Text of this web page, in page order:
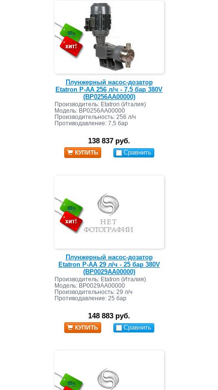
Плунжерный насос-дозатор
Etatron P-AA 256 л/ч - 7,5 бар 380V
(BP0256AA00000)
Производитель: Etatron (Италия)
Модель: BP0256AA00000
Производительность: 256 л/ч
Противодавление: 7,5 бар
138 837 руб.
КУПИТЬ Сравнить
Плунжерный насос-дозатор
Etatron P-AA 29 л/ч - 25 бар 380V
(BP0029AA00000)
Производитель: Etatron (Италия)
Модель: BP0029AA00000
Производительность: 29 л/ч
Противодавление: 25 бар
148 883 руб.
КУПИТЬ Сравнить